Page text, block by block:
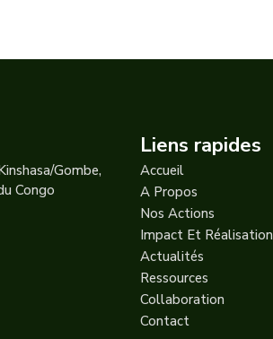
Gombe,
Congo
Liens rapides
Accueil
A Propos
Nos Actions
Impact Et Réalisation
Actualités
Ressources
Collaboration
Contact